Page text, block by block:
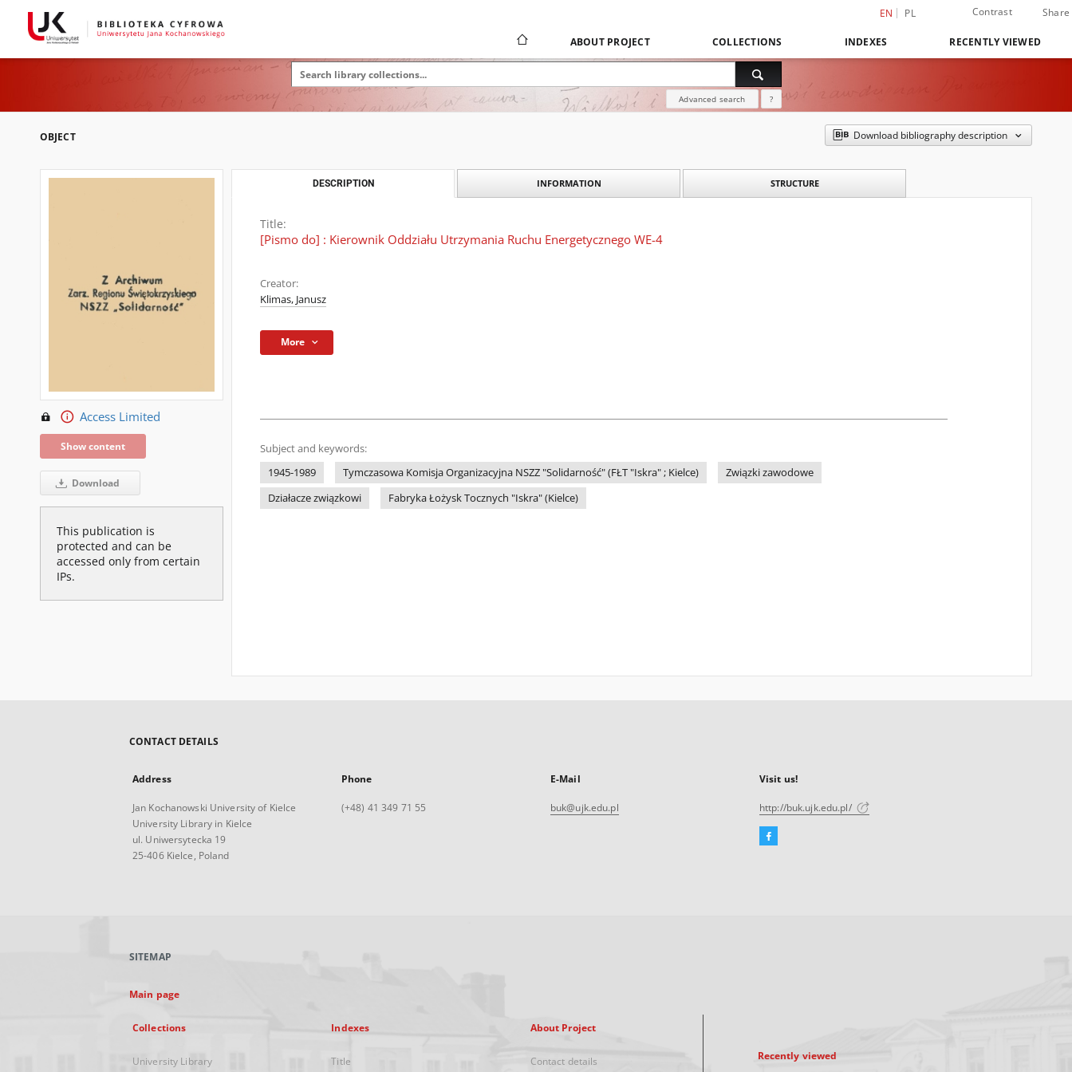
EN PL Contrast Share
ABOUT PROJECT COLLECTIONS INDEXES RECENTLY VIEWED
Advanced search ?
OBJECT Download bibliography description
Access Limited
Show content
Download
This publication is
protected and can be
accessed only from certain
IPs.
DESCRIPTION INFORMATION STRUCTURE
Title:
[Pismo do] : Kierownik Oddziału Utrzymania Ruchu Energetycznego WE-4
Creator:
Klimas, Janusz
More
Subject and keywords:
1945-1989
Tymczasowa Komisja Organizacyjna NSZZ "Solidarność" (FŁT "Iskra" ; Kielce)
Związki zawodowe
Działacze związkowi
Fabryka Łożysk Tocznych "Iskra" (Kielce)
CONTACT DETAILS
Address
Jan Kochanowski University of Kielce
University Library in Kielce
ul. Uniwersytecka 19
25-406 Kielce, Poland
Phone
(+48) 41 349 71 55
E-Mail
buk@ujk.edu.pl
Visit us!
http://buk.ujk.edu.pl/
Facebook
SITEMAP
Main page
Collections
University Library
Indexes
Title
About Project
Contact details Recently viewed